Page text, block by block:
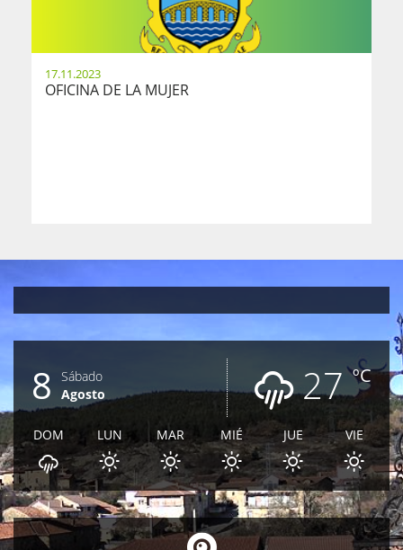
17.11.2023
OFICINA DE LA MUJER
ºC
27
8
Sábado
Agosto
DOM LUN MAR MIÉ JUE VIE